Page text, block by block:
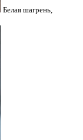
Белая шагрень,